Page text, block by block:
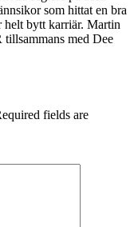
som hittat en bra
helt bytt karriär. Martin
med Dee
fields are